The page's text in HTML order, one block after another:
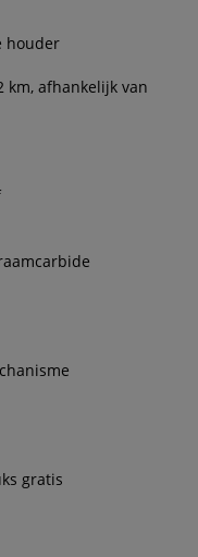
houder
km, afhankelijk van
gratis